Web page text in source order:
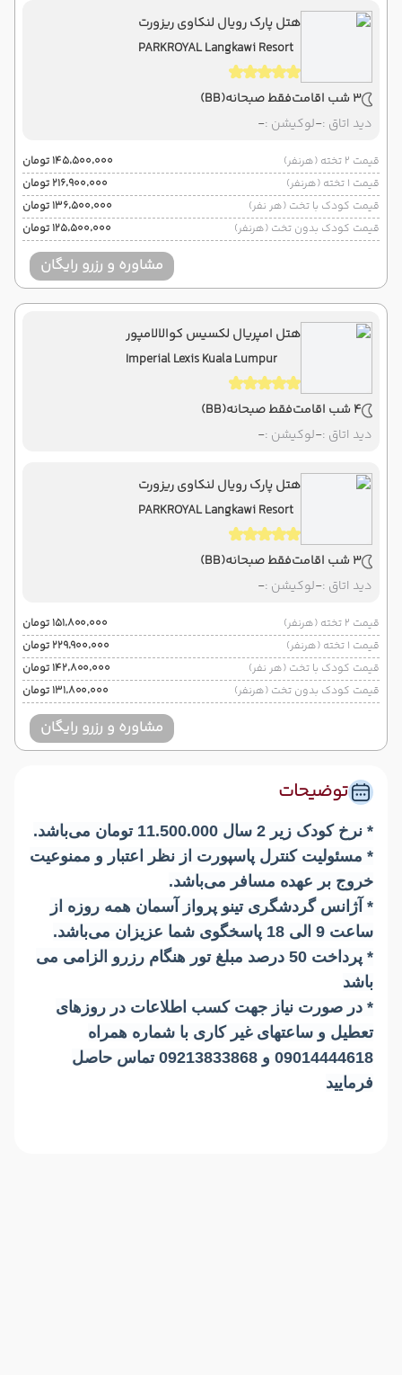
هتل پارک رویال لنکاوی ریزورت
PARKROYAL Langkawi Resort
3 شب اقامت فقط صبحانه(BB)
دید اتاق :-لوکیشن :-
قیمت 2 تخته (هرنفر)
۱۴۵٬۵۰۰٬۰۰۰ تومان
قیمت 1 تخته (هرنفر)
۲۱۶٬۹۰۰٬۰۰۰ تومان
قیمت کودک با تخت (هر نفر)
۱۳۶٬۵۰۰٬۰۰۰ تومان
قیمت کودک بدون تخت (هرنفر)
۱۲۵٬۵۰۰٬۰۰۰ تومان
مشاوره و رزرو رایگان
هتل امپریال لکسیس کوالالامپور
Imperial Lexis Kuala Lumpur
4 شب اقامت فقط صبحانه(BB)
دید اتاق :-لوکیشن :-
هتل پارک رویال لنکاوی ریزورت
PARKROYAL Langkawi Resort
3 شب اقامت فقط صبحانه(BB)
دید اتاق :-لوکیشن :-
قیمت 2 تخته (هرنفر)
۱۵۱٬۸۰۰٬۰۰۰ تومان
قیمت 1 تخته (هرنفر)
۲۲۹٬۹۰۰٬۰۰۰ تومان
قیمت کودک با تخت (هر نفر)
۱۴۲٬۸۰۰٬۰۰۰ تومان
قیمت کودک بدون تخت (هرنفر)
۱۳۱٬۸۰۰٬۰۰۰ تومان
مشاوره و رزرو رایگان
توضیحات
* نرخ کودک زیر 2 سال 11.500.000 تومان می‌باشد.
* مسئولیت کنترل پاسپورت از نظر اعتبار و ممنوعیت
خروج بر عهده مسافر می‌باشد.
* آژانس گردشگری تینو پرواز آسمان همه روزه از
ساعت 9 الی 18 پاسخگوی شما عزیزان می‌باشد.
* پرداخت 50 درصد مبلغ تور هنگام رزرو الزامی می
باشد
* در صورت نیاز جهت کسب اطلاعات در روزهای
تعطیل و ساعتهای غیر کاری با شماره همراه
09014444618 و 09213833868 تماس حاصل
فرمایید